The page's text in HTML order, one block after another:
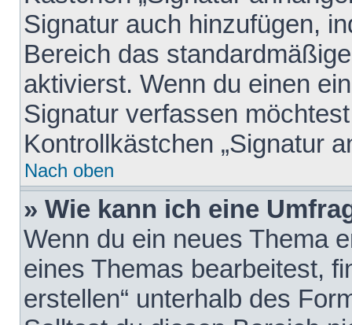
Signatur auch hinzufügen,
Bereich das
aktivierst. Wenn du einen
Signatur verfassen
Kontrollkästchen „Signatur
Nach oben
» Wie kann ich eine
Wenn du ein neues Thema
eines Themas bearbeitest,
erstellen“ unterhalb des